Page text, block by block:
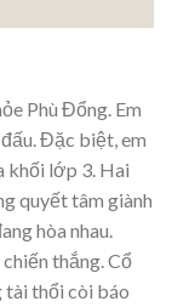
Phù Đổng. Em
Đặc biệt, em
khối lớp 3. Hai
quyết tâm giành
hòa nhau.
thắng. Cổ
tài thổi còi báo